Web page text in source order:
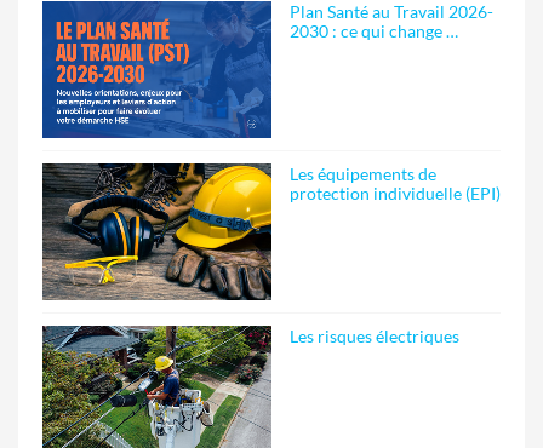
Plan Santé au Travail 2026-
2030 : ce qui change …
Les équipements de
protection individuelle (EPI)
Les risques électriques